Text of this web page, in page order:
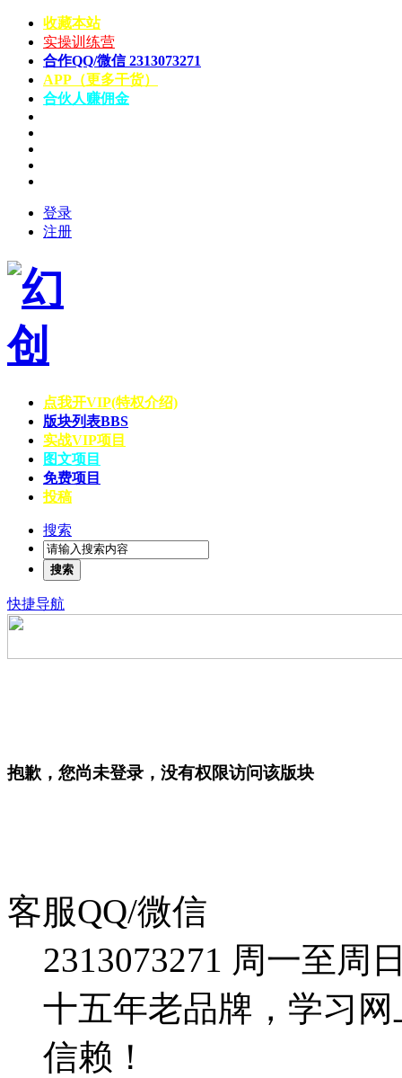
收藏本站
实操训练营
合作QQ/微信 2313073271
APP（更多干货）
合伙人赚佣金
登录
注册
点我开VIP(特权介绍)
版块列表BBS
实战VIP项目
图文项目
免费项目
投稿
搜索
搜索
快捷导航
抱歉，您尚未登录，没有权限访问该版块
客服QQ/微信
2313073271 周一至周
十五年老品牌，学习
信赖！